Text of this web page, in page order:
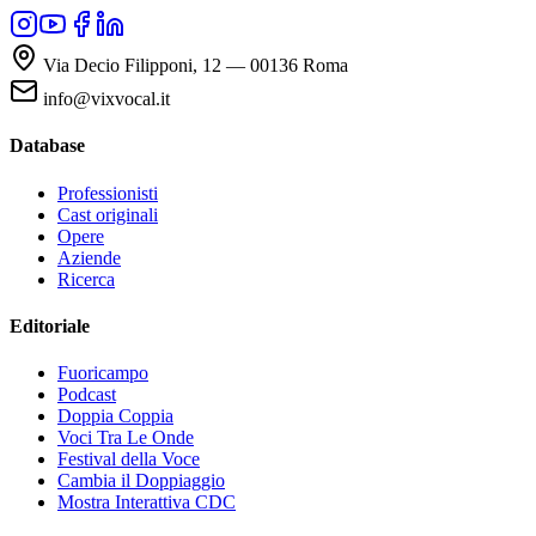
Via Decio Filipponi, 12 — 00136 Roma
info@vixvocal.it
Database
Professionisti
Cast originali
Opere
Aziende
Ricerca
Editoriale
Fuoricampo
Podcast
Doppia Coppia
Voci Tra Le Onde
Festival della Voce
Cambia il Doppiaggio
Mostra Interattiva CDC